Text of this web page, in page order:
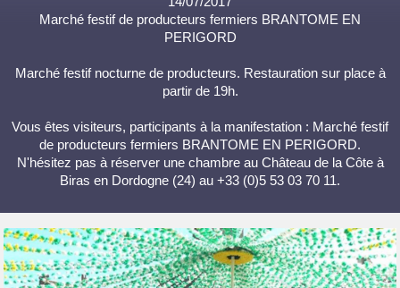
Marché festif de producteurs fermiers BRANTOME EN
PERIGORD
Marché festif nocturne de producteurs. Restauration sur place à
partir de 19h.
Vous êtes visiteurs, participants à la manifestation : Marché festif
de producteurs fermiers BRANTOME EN PERIGORD.
N'hésitez pas à réserver une chambre au Château de la Côte à
Biras en Dordogne (24) au +33 (0)5 53 03 70 11.